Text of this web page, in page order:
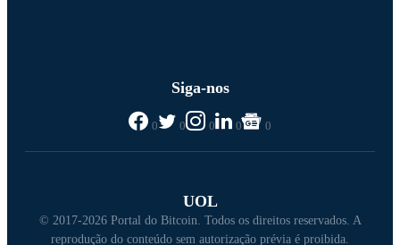
Siga-nos
0 0 0 0 0
UOL
© 2017-2026 Portal do Bitcoin. Todos os direitos reservados. A
reprodução do conteúdo sem autorização prévia é proibida.